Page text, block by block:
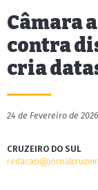
Câmara
contra
cria
24 de Fevereiro de 2026
CRUZEIRO DO SUL